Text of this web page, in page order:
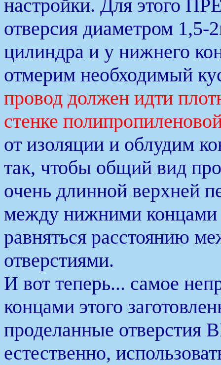
настройки. Для этого
отверсия диаметром 1,5-
цилиндра и у нижнего
отмерим необходимый
провод должен идти
стенке
от изоляции и облудим
так, чтобы общий вид
очень длинной верхней
между нижними
равняться расстоянию
отверстиями.
И вот теперь... самое
концами этого
проделанные
естественно,